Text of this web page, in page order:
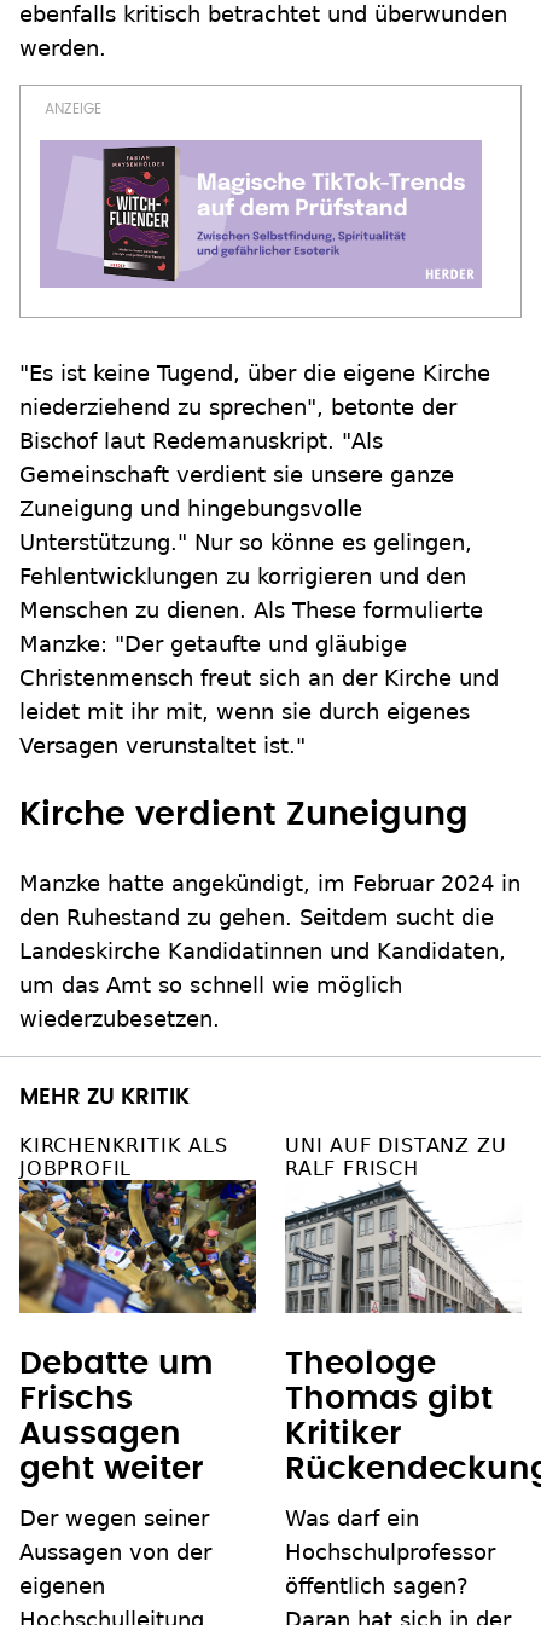
ebenfalls kritisch betrachtet und überwunden
werden.
"Es ist keine Tugend, über die eigene Kirche
niederziehend zu sprechen", betonte der
Bischof laut Redemanuskript. "Als
Gemeinschaft verdient sie unsere ganze
Zuneigung und hingebungsvolle
Unterstützung." Nur so könne es gelingen,
Fehlentwicklungen zu korrigieren und den
Menschen zu dienen. Als These formulierte
Manzke: "Der getaufte und gläubige
Christenmensch freut sich an der Kirche und
leidet mit ihr mit, wenn sie durch eigenes
Versagen verunstaltet ist."
Kirche verdient Zuneigung
Manzke hatte angekündigt, im Februar 2024 in
den Ruhestand zu gehen. Seitdem sucht die
Landeskirche Kandidatinnen und Kandidaten,
um das Amt so schnell wie möglich
wiederzubesetzen.
MEHR ZU KRITIK
KIRCHENKRITIK ALS
JOBPROFIL
Debatte um
Frischs
Aussagen
geht weiter
Der wegen seiner
Aussagen von der
eigenen
UNI AUF DISTANZ ZU
RALF FRISCH
Theologe
Thomas gibt
Kritiker
Was darf ein
Hochschulprofessor
öffentlich sagen?